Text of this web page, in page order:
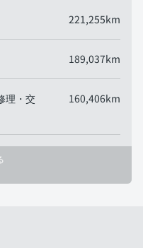
221,255km
189,037km
理・交
160,406km